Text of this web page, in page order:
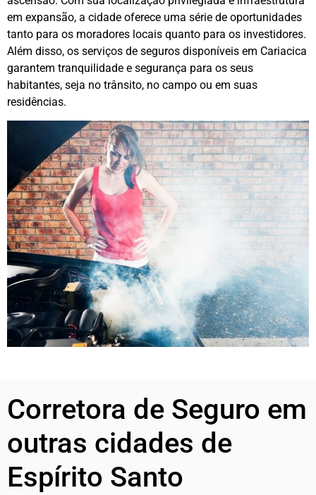
em expansão, a cidade oferece uma série de oportunidades
tanto para os moradores locais quanto para os investidores.
Além disso, os serviços de seguros disponíveis em Cariacica
garantem tranquilidade e segurança para os seus
habitantes, seja no trânsito, no campo ou em suas
residências.
Corretora de Seguro em
outras cidades de
Espírito Santo